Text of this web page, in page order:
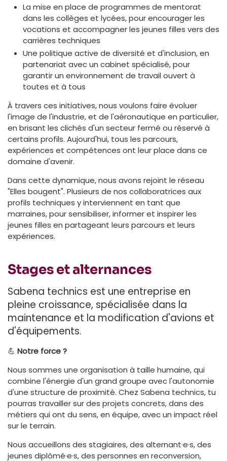
La mise en place de programmes de mentorat
dans les collèges et lycées, pour encourager les
vocations et accompagner les jeunes filles vers des
carrières techniques
Une politique active de diversité et d'inclusion, en
partenariat avec un cabinet spécialisé, pour
garantir un environnement de travail ouvert à
toutes et à tous
À travers ces initiatives, nous voulons faire évoluer
l'image de l'industrie, et de l'aéronautique en particulier,
en brisant les clichés d'un secteur fermé ou réservé à
certains profils. Aujourd'hui, tous les parcours,
expériences et compétences ont leur place dans ce
domaine d'avenir.
Dans cette dynamique, nous avons rejoint le réseau
"Elles bougent". Plusieurs de nos collaboratrices aux
profils techniques y interviennent en tant que
marraines, pour sensibiliser, informer et inspirer les
jeunes filles en partageant leurs parcours et leurs
expériences.
Stages et alternances
Sabena technics est une entreprise en
pleine croissance, spécialisée dans la
maintenance et la modification d'avions et
d'équipements.
💪 Notre force ?
Nous sommes une organisation à taille humaine, qui
combine l'énergie d'un grand groupe avec l'autonomie
d'une structure de proximité. Chez Sabena technics, tu
pourras travailler sur des projets concrets, dans des
métiers qui ont du sens, en équipe, avec un impact réel
sur le terrain.
Nous accueillons des stagiaires, des alternant·e·s, des
jeunes diplômé·e·s, des personnes en reconversion,